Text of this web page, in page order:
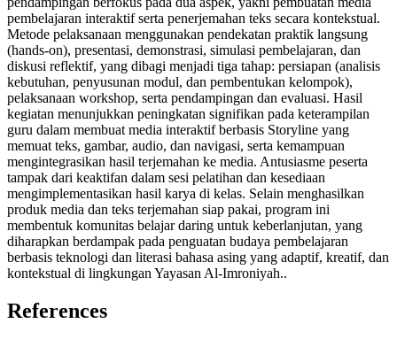
pembelajaran interaktif serta penerjemahan teks secara kontekstual.
Metode pelaksanaan menggunakan pendekatan praktik langsung
(hands-on), presentasi, demonstrasi, simulasi pembelajaran, dan
diskusi reflektif, yang dibagi menjadi tiga tahap: persiapan (analisis
kebutuhan, penyusunan modul, dan pembentukan kelompok),
pelaksanaan workshop, serta pendampingan dan evaluasi. Hasil
kegiatan menunjukkan peningkatan signifikan pada keterampilan
guru dalam membuat media interaktif berbasis Storyline yang
memuat teks, gambar, audio, dan navigasi, serta kemampuan
mengintegrasikan hasil terjemahan ke media. Antusiasme peserta
tampak dari keaktifan dalam sesi pelatihan dan kesediaan
mengimplementasikan hasil karya di kelas. Selain menghasilkan
produk media dan teks terjemahan siap pakai, program ini
membentuk komunitas belajar daring untuk keberlanjutan, yang
diharapkan berdampak pada penguatan budaya pembelajaran
berbasis teknologi dan literasi bahasa asing yang adaptif, kreatif, dan
kontekstual di lingkungan Yayasan Al-Imroniyah..
References